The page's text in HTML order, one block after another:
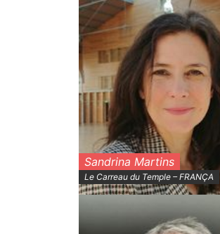
Sandrina Martins
Le Carreau du Temple – FRANÇA